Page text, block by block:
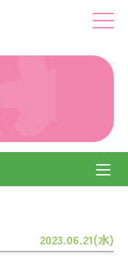
2023.06.21(水)